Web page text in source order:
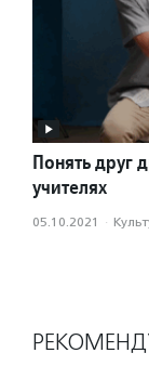
Понять друг
учителях
05.10.2021 ·